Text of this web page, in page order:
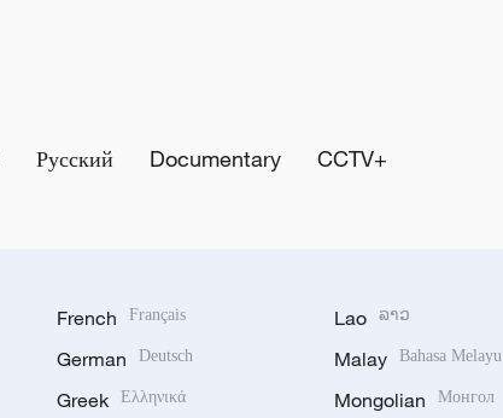
Русский Documentary CCTV+
French Français
German Deutsch
Greek Ελληνικά
Lao ລາວ
Malay Bahasa Melayu
Mongolian Монгол